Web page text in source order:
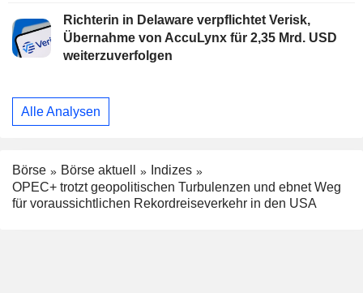
Richterin in Delaware verpflichtet Verisk,
Übernahme von AccuLynx für 2,35 Mrd. USD
weiterzuverfolgen
Alle Analysen
Börse Börse aktuell
Indizes
OPEC+ trotzt geopolitischen Turbulenzen und ebnet Weg
für voraussichtlichen Rekordreiseverkehr in den USA